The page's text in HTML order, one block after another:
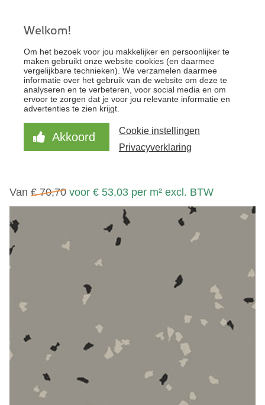
Welkom!
Om het bezoek voor jou makkelijker en persoonlijker te
maken gebruikt onze website cookies (en daarmee
vergelijkbare technieken). We verzamelen daarmee
informatie over het gebruik van de website om deze te
analyseren en te verbeteren, voor social media en om
ervoor te zorgen dat je voor jou relevante informatie en
advertenties te zien krijgt.
Akkoord
Cookie instellingen
Privacyverklaring
KantoorFloor - Uw specialist voor zakelijke
vloeren
STAAL BESTELLEN
ONLINE OFFERTE
NORA NORAPLAN STONE
Van € 70,70 voor € 53,03 per m² excl. BTW